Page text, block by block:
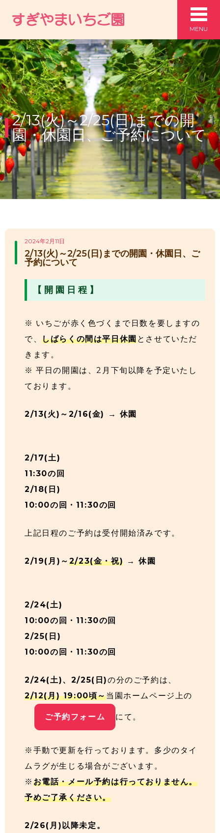
MENU
2/13(火)～2/25(日)までの開
園・休園日、ご予約について
2024年2月11日
2/13(火)～2/25(日)までの開園・休園日、ご
予約について
【 開 園 日 程 】
※ いちごが赤く色づくまで日数を要しますの
で、しばらくの間は平日休園とさせていただ
きます。
※ 平日の開園は、2月下旬以降を予定いたし
ております。
2/13(火)～2/16(金) → 休園
2/17(土)
11:30の回
2/18(日)
10:00の回・11:30の回
上記日程のご予約は受付開始済みです。
2/19(月)～ 2/23(金・祝) → 休園
2/24(土)
10:00の回・11:30の回
2/25(日)
10:00の回・11:30の回
2/24(土)、2/25(日)の分のご予約は、
2/12(月) 19:00頃～当園ホームページ上の
ご予約フォーム にて。
※手動で更新を行っております。多少のタイ
ムラグが生じる場合がございます。
※ お電話・メール予約は行っておりません。
予めご了承ください。
2/26(月)以降未定。